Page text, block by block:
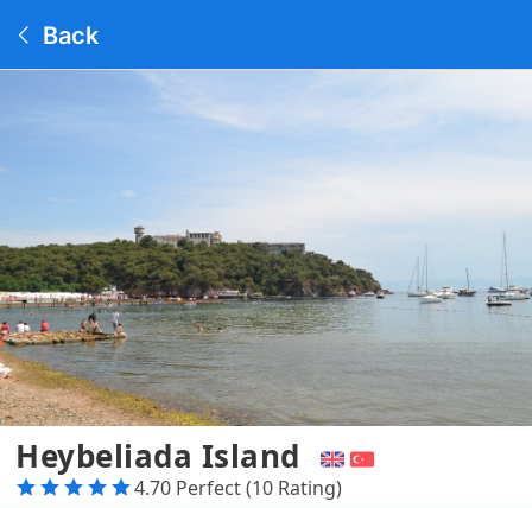
Back
Heybeliada Island
4.70 Perfect (10 Rating)